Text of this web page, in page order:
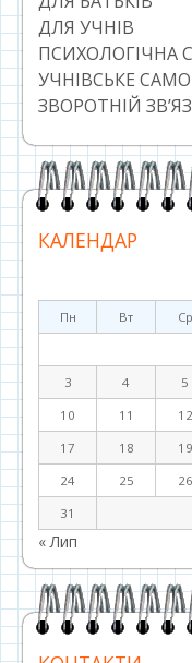
ДЛЯ УЧНІВ
ПСИХОЛОГІЧНА
УЧНІВСЬКЕ
ЗВОРОТНІЙ
КАЛЕНДАР
Пн
Вт Ср
3
4 5
10
11 12
17
18 19
24
25 26
31
« Лип